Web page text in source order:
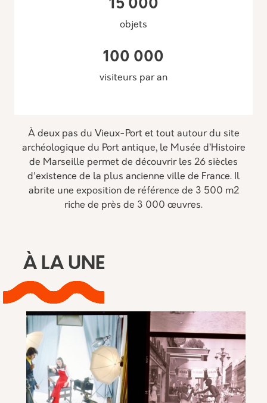
15 000
objets
100 000
visiteurs par an
À deux pas du Vieux-Port et tout autour du site
archéologique du Port antique, le Musée d’Histoire
de Marseille permet de découvrir les 26 siècles
d'existence de la plus ancienne ville de France. Il
abrite une exposition de référence de 3 500 m2
riche de près de 3 000 œuvres.
À LA UNE